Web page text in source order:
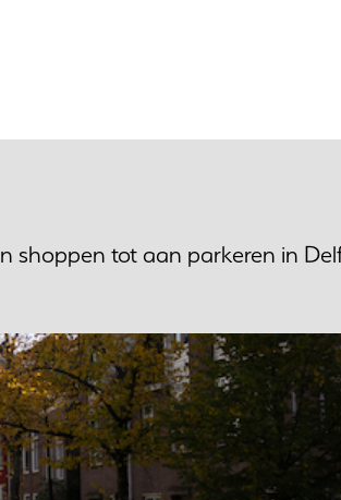
shoppen tot aan parkeren in